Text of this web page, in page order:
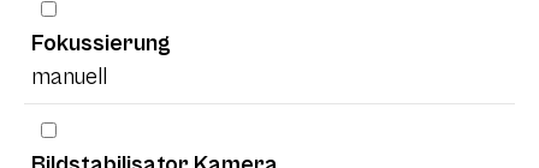
Fokussierung
manuell